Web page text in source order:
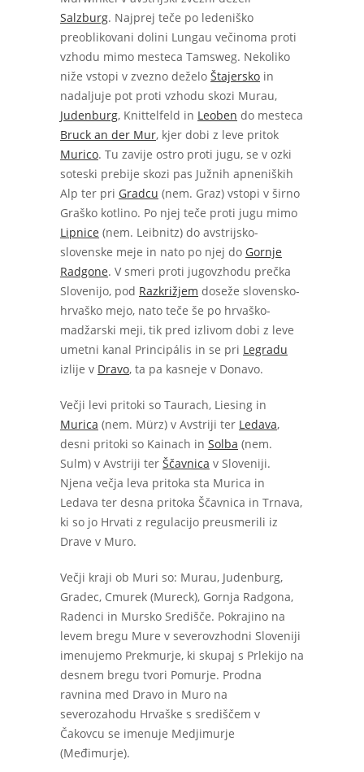
Salzburg. Najprej teče po ledeniško
preoblikovani dolini Lungau večinoma proti
vzhodu mimo mesteca Tamsweg. Nekoliko
niže vstopi v zvezno deželo Štajersko in
nadaljuje pot proti vzhodu skozi Murau,
Judenburg, Knittelfeld in Leoben do mesteca
Bruck an der Mur, kjer dobi z leve pritok
Murico. Tu zavije ostro proti jugu, se v ozki
soteski prebije skozi pas Južnih apneniških
Alp ter pri Gradcu (nem. Graz) vstopi v širno
Graško kotlino. Po njej teče proti jugu mimo
Lipnice (nem. Leibnitz) do avstrijsko-
slovenske meje in nato po njej do Gornje
Radgone. V smeri proti jugovzhodu prečka
Slovenijo, pod Razkrižjem doseže slovensko-
hrvaško mejo, nato teče še po hrvaško-
madžarski meji, tik pred izlivom dobi z leve
umetni kanal Principális in se pri Legradu
izlije v Dravo, ta pa kasneje v Donavo.
Večji levi pritoki so Taurach, Liesing in
Murica (nem. Mürz) v Avstriji ter Ledava,
desni pritoki so Kainach in Solba (nem.
Sulm) v Avstriji ter Ščavnica v Sloveniji.
Njena večja leva pritoka sta Murica in
Ledava ter desna pritoka Ščavnica in Trnava,
ki so jo Hrvati z regulacijo preusmerili iz
Drave v Muro.
Večji kraji ob Muri so: Murau, Judenburg,
Gradec, Cmurek (Mureck), Gornja Radgona,
Radenci in Mursko Središče. Pokrajino na
levem bregu Mure v severovzhodni Sloveniji
imenujemo Prekmurje, ki skupaj s Prlekijo na
desnem bregu tvori Pomurje. Prodna
ravnina med Dravo in Muro na
severozahodu Hrvaške s središčem v
Čakovcu se imenuje Medjimurje
(Međimurje).